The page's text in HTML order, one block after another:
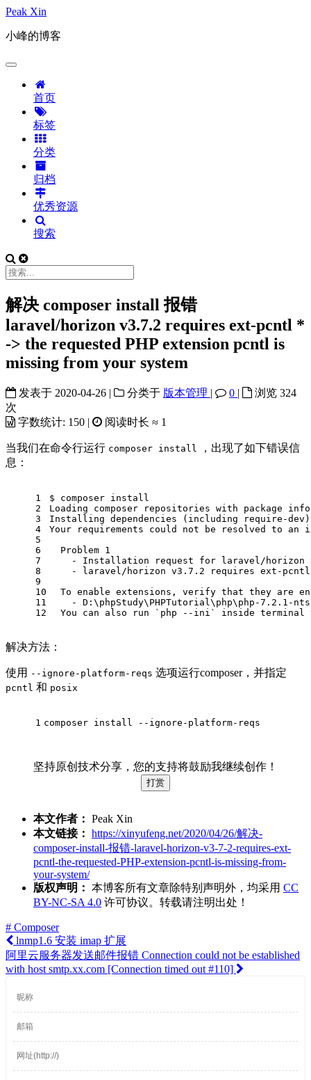
Peak Xin
小峰的博客
首页
标签
分类
归档
优秀资源
搜索
解决 composer install 报错
laravel/horizon v3.7.2 requires ext-pcntl *
-> the requested PHP extension pcntl is
missing from your system
发表于 2020-04-26 | 分类于 版本管理 | 0 | 浏览 324
次
字数统计: 150 | 阅读时长 ≈ 1
当我们在命令行运行 composer install
，出现了如下错误信
息：
1
2
3
4
5
6
7
8
9
10
11
12
$ composer install
Loading composer repositories with package
Installing dependencies (including require-
Your requirements could not be resolved to
  Problem 1
    - Installation request
for laravel/
- laravel/horizon v3.7.2 requires ext-
  To
enable extensions, verify that they are
- D:\phpStudy\PHPTutorial\php\php-7.2.1-
You can also run `php --ini` inside
解决方法：
使用 --ignore-platform-reqs 选项运行composer，并指定
pcntl 和 posix
1 composer install --ignore-platform-reqs
坚持原创技术分享，您的支持将鼓励我继续创作！
打赏
本文作者： Peak Xin
本文链接： https://xinyufeng.net/2020/04/26/解决-
composer-install-报错-laravel-horizon-v3-7-2-requires-ext-
pcntl-the-requested-PHP-extension-pcntl-is-missing-from-
your-system/
版权声明： 本博客所有文章除特别声明外，均采用 CC
BY-NC-SA 4.0 许可协议。转载请注明出处！
# Composer
lnmp1.6 安装 imap 扩展
阿里云服务器发送邮件报错 Connection could not be established
with host smtp.xx.com [Connection timed out #110]